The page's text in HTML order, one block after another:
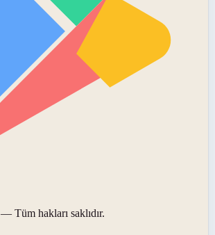
— Tüm hakları saklıdır.